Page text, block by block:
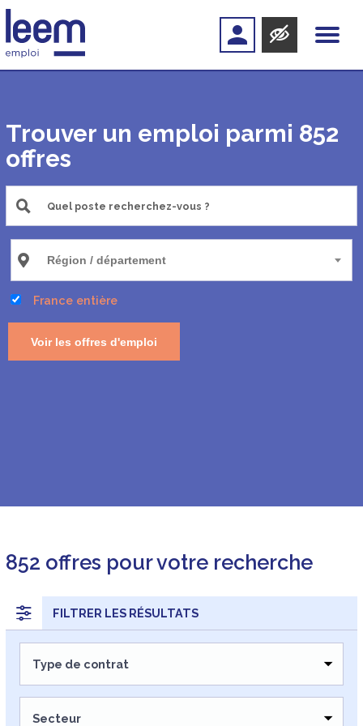
Trouver un emploi parmi 852
offres
France entière
Voir les offres d'emploi
852 offres pour votre recherche
FILTRER LES RÉSULTATS
Type de contrat
CDD
Secteur